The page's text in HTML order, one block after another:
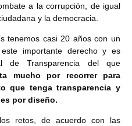
a la corrupción, de igual
y la democracia.
tenemos casi 20 años con un
importante derecho y es
de Transparencia del que
mucho por recorrer para
que tenga transparencia y
por diseño.
retos, de acuerdo con las